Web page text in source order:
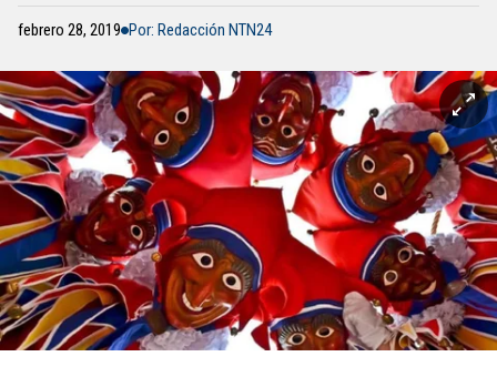
febrero 28, 2019 Por: Redacción NTN24